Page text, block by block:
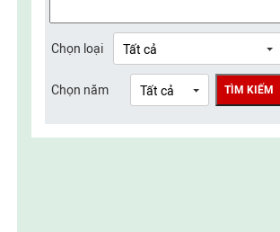
UBMTTQ Việt Nam tỉnh Lào Cai
UBMTTQ Việt Nam tỉnh Thái Nguyên
Chọn loại
Chọn năm TÌM KIẾM